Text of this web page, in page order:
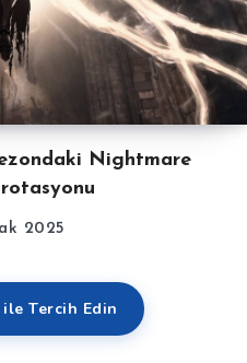
Nightmare
2025
Tercih Edin